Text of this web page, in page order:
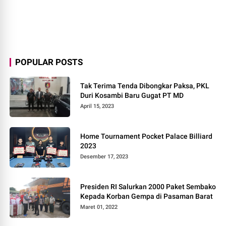
POPULAR POSTS
Tak Terima Tenda Dibongkar Paksa, PKL
Duri Kosambi Baru Gugat PT MD
April 15, 2023
Home Tournament Pocket Palace Billiard
2023
Desember 17, 2023
Presiden RI Salurkan 2000 Paket Sembako
Kepada Korban Gempa di Pasaman Barat
Maret 01, 2022